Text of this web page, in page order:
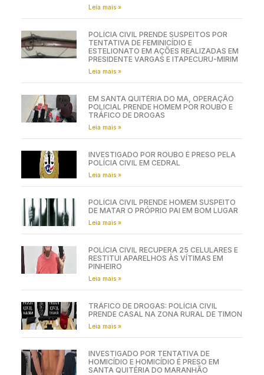
Leia mais »
POLÍCIA CIVIL PRENDE SUSPEITOS POR
TENTATIVA DE FEMINICÍDIO E
ESTELIONATO EM AÇÕES REALIZADAS EM
PRESIDENTE VARGAS E ITAPECURU-MIRIM
Leia mais »
EM SANTA QUITÉRIA DO MA, OPERAÇÃO
POLICIAL PRENDE HOMEM POR ROUBO E
TRÁFICO DE DROGAS
Leia mais »
INVESTIGADO POR ROUBO É PRESO PELA
POLÍCIA CIVIL EM CEDRAL
Leia mais »
POLÍCIA CIVIL PRENDE HOMEM SUSPEITO
DE MATAR O PRÓPRIO PAI EM BOM LUGAR
Leia mais »
POLÍCIA CIVIL RECUPERA 25 CELULARES E
RESTITUI APARELHOS ÀS VÍTIMAS EM
PINHEIRO
Leia mais »
TRÁFICO DE DROGAS: POLÍCIA CIVIL
PRENDE CASAL NA ZONA RURAL DE TIMON
Leia mais »
INVESTIGADO POR TENTATIVA DE
HOMICÍDIO E HOMICÍDIO É PRESO EM
SANTA QUITÉRIA DO MARANHÃO